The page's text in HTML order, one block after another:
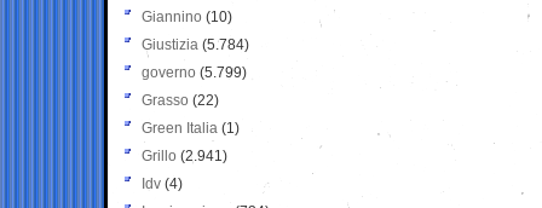
Giannino (10)
Giustizia (5.784)
governo (5.799)
Grasso (22)
Green Italia (1)
Grillo (2.941)
Idv (4)